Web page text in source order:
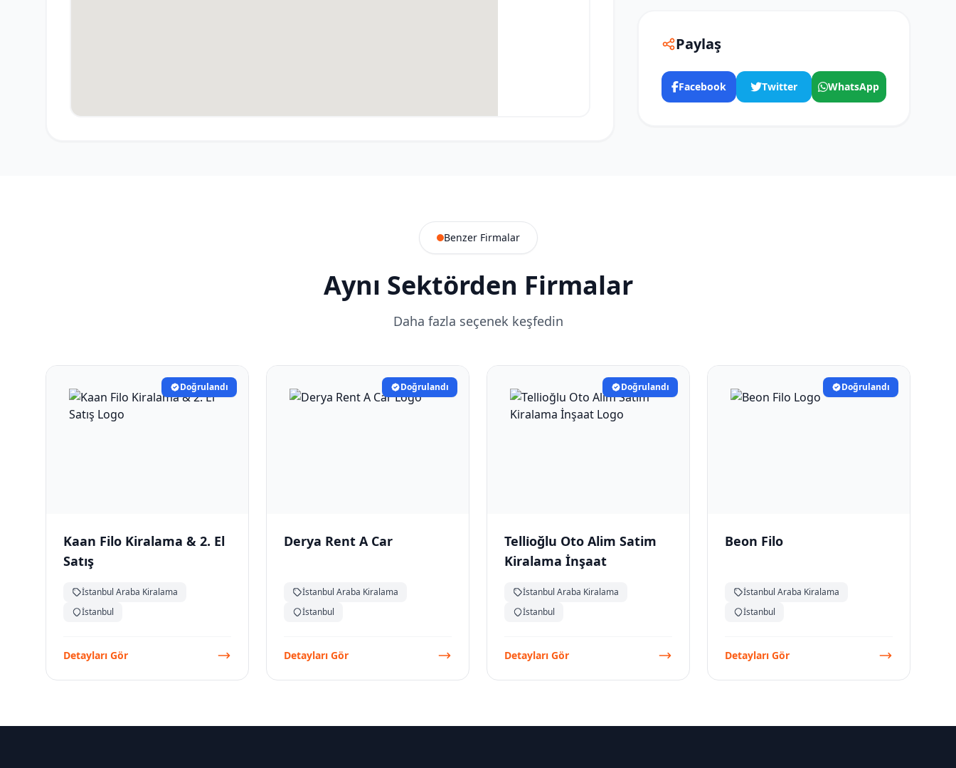
Paylaş
Facebook Twitter WhatsApp
Benzer Firmalar
Aynı Sektörden Firmalar
Daha fazla seçenek keşfedin
Doğrulandı
Kaan Filo Kiralama & 2. El
Satış
İstanbul Araba Kiralama
İstanbul
Detayları Gör
Doğrulandı
Derya Rent A Car
İstanbul Araba Kiralama
İstanbul
Detayları Gör
Doğrulandı
Telli̇oğlu Oto Alim Satim
Kiralama İnşaat
İstanbul Araba Kiralama
İstanbul
Detayları Gör
Doğrulandı
Beon Filo
İstanbul Araba Kiralama
İstanbul
Detayları Gör